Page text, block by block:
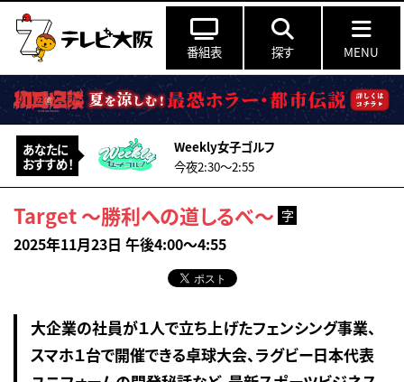
番組表 探す MENU
あなたに
おすすめ！
Weekly女子ゴルフ
今夜2:30〜2:55
Target ～勝利への道しるべ～ 字
2025年11月23日 午後4:00～4:55
大企業の社員が１人で立ち上げたフェンシング事業、
スマホ１台で開催できる卓球大会、ラグビー日本代表